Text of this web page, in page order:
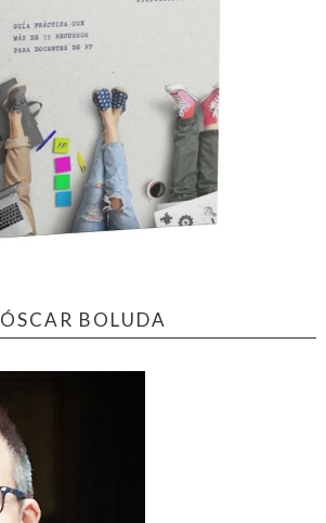
ÓSCAR BOLUDA